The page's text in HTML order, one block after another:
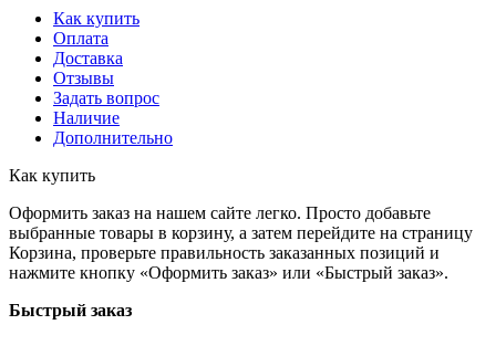
Как купить
Оплата
Доставка
Отзывы
Задать вопрос
Наличие
Дополнительно
Как купить
Оформить заказ на нашем сайте легко. Просто добавьте
выбранные товары в корзину, а затем перейдите на страницу
Корзина, проверьте правильность заказанных позиций и
нажмите кнопку «Оформить заказ» или «Быстрый заказ».
Быстрый заказ